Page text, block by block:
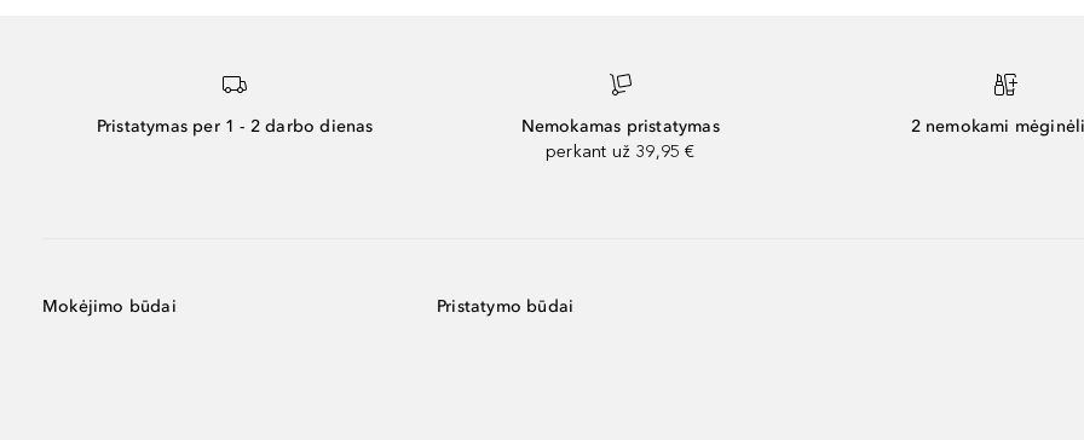
Pristatymas per 1 - 2 darbo dienas
Nemokamas pristatymas
perkant už 39,95 €
2 nemokami
Mokėjimo būdai Pristatymo būdai